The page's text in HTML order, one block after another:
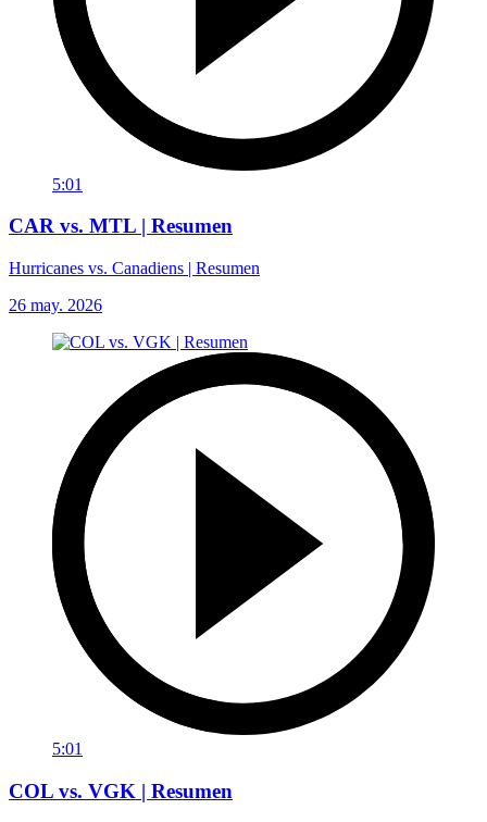
5:01
CAR vs. MTL | Resumen
Hurricanes vs. Canadiens | Resumen
26 may. 2026
5:01
COL vs. VGK | Resumen